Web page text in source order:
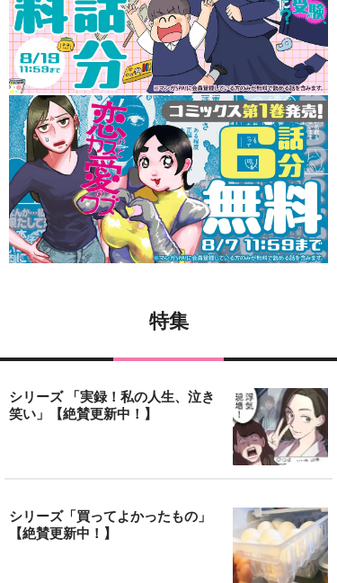
特集
シリーズ 「実録！私の人生、泣き
笑い」【絶賛更新中！】
シリーズ「買ってよかったもの」
【絶賛更新中！】